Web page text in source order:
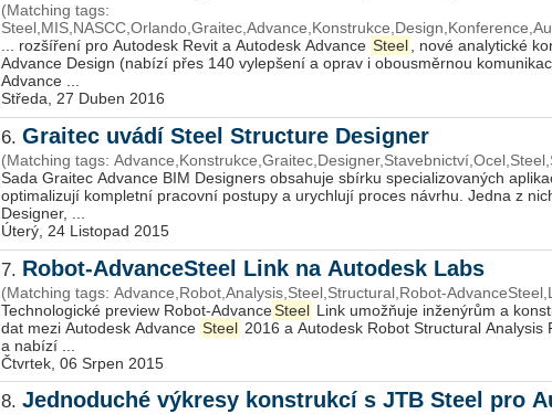
(Matching tags:
... rozšíření pro Autodesk Revit a Autodesk Advance Steel , nové analytické
Advance Design (nabízí přes 140 vylepšení a oprav i obousměrnou
Advance ...
Středa, 27 Duben 2016
6. Graitec uvádí Steel Structure Designer
(Matching tags:
Sada Graitec Advance BIM Designers obsahuje sbírku specializovaných
optimalizují kompletní pracovní postupy a urychlují proces návrhu. Jedna z
Designer, ...
Úterý, 24 Listopad 2015
7. Robot-AdvanceSteel Link na Autodesk Labs
(Matching tags: Advance,Robot,Analysis,Steel,Structural,Robot-
Technologické preview Robot-AdvanceSteel Link umožňuje inženýrům a
dat mezi Autodesk Advance Steel 2016 a Autodesk Robot Structural Analysis
a nabízí ...
Čtvrtek, 06 Srpen 2015
8. Jednoduché výkresy konstrukcí s JTB Steel pro